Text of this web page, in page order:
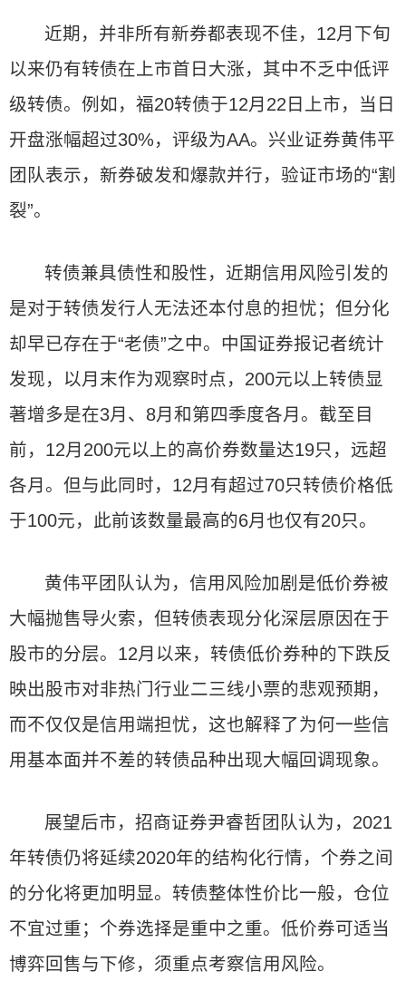
近期，并非所有新券都表现不佳，12月下旬
以来仍有转债在上市首日大涨，其中不乏中低评
级转债。例如，福20转债于12月22日上市，当日
开盘涨幅超过30%，评级为AA。兴业证券黄伟平
团队表示，新券破发和爆款并行，验证市场的“割
裂”。
转债兼具债性和股性，近期信用风险引发的
是对于转债发行人无法还本付息的担忧；但分化
却早已存在于“老债”之中。中国证券报记者统计
发现，以月末作为观察时点，200元以上转债显
著增多是在3月、8月和第四季度各月。截至目
前，12月200元以上的高价券数量达19只，远超
各月。但与此同时，12月有超过70只转债价格低
于100元，此前该数量最高的6月也仅有20只。
黄伟平团队认为，信用风险加剧是低价券被
大幅抛售导火索，但转债表现分化深层原因在于
股市的分层。12月以来，转债低价券种的下跌反
映出股市对非热门行业二三线小票的悲观预期，
而不仅仅是信用端担忧，这也解释了为何一些信
用基本面并不差的转债品种出现大幅回调现象。
展望后市，招商证券尹睿哲团队认为，2021
年转债仍将延续2020年的结构化行情，个券之间
的分化将更加明显。转债整体性价比一般，仓位
不宜过重；个券选择是重中之重。低价券可适当
博弈回售与下修，须重点考察信用风险。